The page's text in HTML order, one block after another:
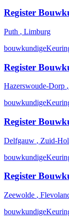
Register
Puth , Limburg
Register
Hazerswoude-Dorp
Register
Delfgauw , Zuid-
Register
Zeewolde ,